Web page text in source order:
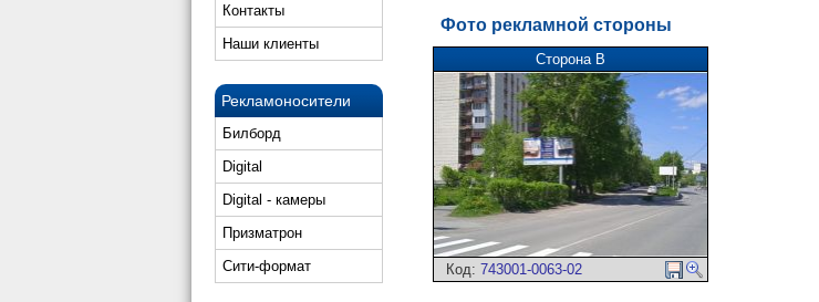
Контакты
Наши клиенты
Рекламоносители
Билборд
Digital
Digital - камеры
Призматрон
Сити-формат
Фото рекламной стороны
Сторона В
Код:743001-0063-02